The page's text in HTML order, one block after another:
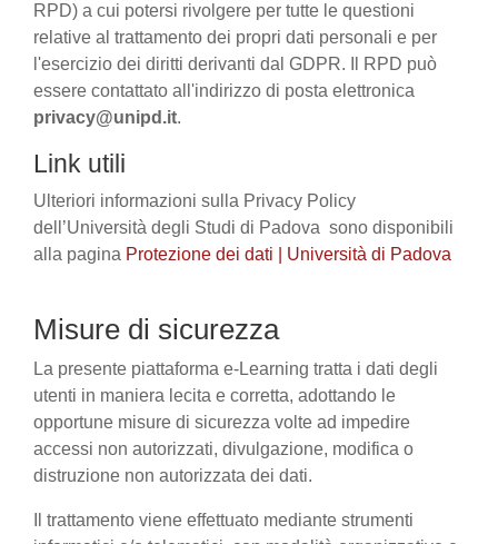
RPD) a cui potersi rivolgere per tutte le questioni
relative al trattamento dei propri dati personali e per
l'esercizio dei diritti derivanti dal GDPR. Il RPD può
essere contattato all'indirizzo di posta elettronica
privacy@unipd.it.
Link utili
Ulteriori informazioni sulla Privacy Policy
dell’Università degli Studi di Padova sono disponibili
alla pagina Protezione dei dati | Università di Padova
Misure di sicurezza
La presente piattaforma e-Learning tratta i dati degli
utenti in maniera lecita e corretta, adottando le
opportune misure di sicurezza volte ad impedire
accessi non autorizzati, divulgazione, modifica o
distruzione non autorizzata dei dati.
Il trattamento viene effettuato mediante strumenti